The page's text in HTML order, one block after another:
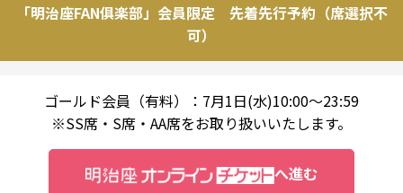
「明治座FAN俱楽部」会員限定 先着先行予約（席選択不
可）
ゴールド会員（有料）：7月1日(水)10:00～23:59
※SS席・S席・AA席をお取り扱いいたします。
へ進む